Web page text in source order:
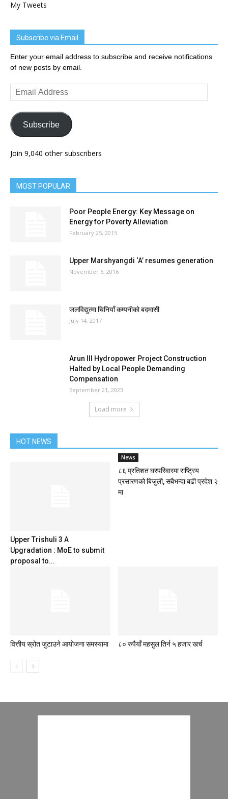
My Tweets
Subscribe via Email
Enter your email address to subscribe and receive notifications
of new posts by email.
Email
Address
Subscribe
Join 9,040 other subscribers
MOST POPULAR
Poor People Energy: Key Message on
Energy for Poverty Alleviation
February 25, 2015
Upper Marshyangdi ‘A’ resumes generation
November 6, 2016
जलविद्युत्मा चिनियाँ कम्पनीको बदमासी
July 14, 2017
Arun III Hydropower Project Construction
Halted by Local People Demanding
Compensation
September 21, 2023
Load more
HOT NEWS
Upper Trishuli 3 A
Upgradation : MoE to submit
proposal to...
News
८६ प्रतिशत घरपरिवारमा राष्ट्रिय
प्रसारणको बिजुली, सबैभन्दा बढी प्रदेश २
मा
वित्तीय स्रोत जुटाउने आयोजना समस्यामा ८० रुपैयाँ महसुल तिर्न ५ हजार खर्च